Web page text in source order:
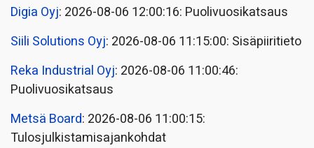
Digia Oyj: 2026-08-06 12:00:16: Puolivuosikatsaus
Siili Solutions Oyj: 2026-08-06 11:15:00: Sisäpiiritieto
Reka Industrial Oyj: 2026-08-06 11:00:46:
Puolivuosikatsaus
Metsä Board: 2026-08-06 11:00:15:
Tulosjulkistamisajankohdat